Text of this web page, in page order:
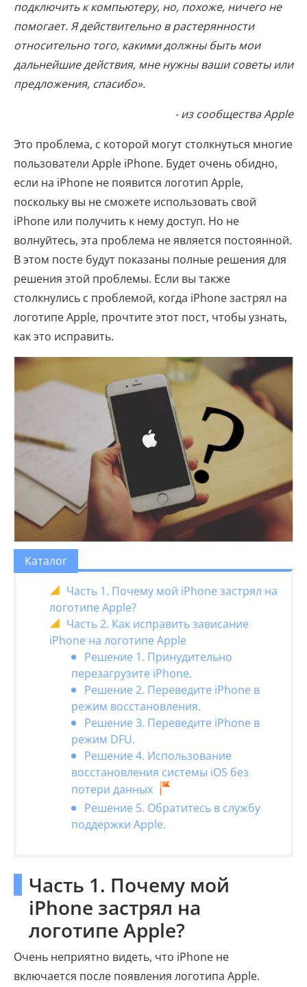
подключить к компьютеру, но, похоже, ничего не
помогает. Я действительно в растерянности
относительно того, какими должны быть мои
дальнейшие действия, мне нужны ваши советы или
предложения, спасибо».
- из сообщества Apple
Это проблема, с которой могут столкнуться многие
пользователи Apple iPhone. Будет очень обидно,
если на iPhone не появится логотип Apple,
поскольку вы не сможете использовать свой
iPhone или получить к нему доступ. Но не
волнуйтесь, эта проблема не является постоянной.
В этом посте будут показаны полные решения для
решения этой проблемы. Если вы также
столкнулись с проблемой, когда iPhone застрял на
логотипе Apple, прочтите этот пост, чтобы узнать,
как это исправить.
Каталог
Часть 1. Почему мой iPhone застрял на
логотипе Apple?
Часть 2. Как исправить зависание
iPhone на логотипе Apple
Решение 1. Принудительно
перезагрузите iPhone.
Решение 2. Переведите iPhone в
режим восстановления.
Решение 3. Переведите iPhone в
режим DFU.
Решение 4. Использование
восстановления системы iOS без
потери данных
Решение 5. Обратитесь в службу
поддержки Apple.
Часть 1. Почему мой
iPhone застрял на
логотипе Apple?
Очень неприятно видеть, что iPhone не
включается после появления логотипа Apple.